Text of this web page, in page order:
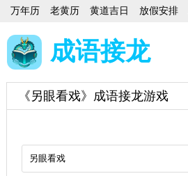
万年历 老黄历 黄道吉日 放假安排
成语接龙
《另眼看戏》成语接龙游戏